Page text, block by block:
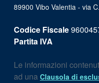
89900 Vibo Valentia - via
Codice Fiscale
Partita IVA
Le informazioni
ad una Clausola di